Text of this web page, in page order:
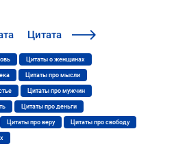
Цитата
Цитаты о женщинах
Цитаты про мысли
Цитаты про мужчин
Цитаты про деньги
Цитаты про веру Цитаты про свободу